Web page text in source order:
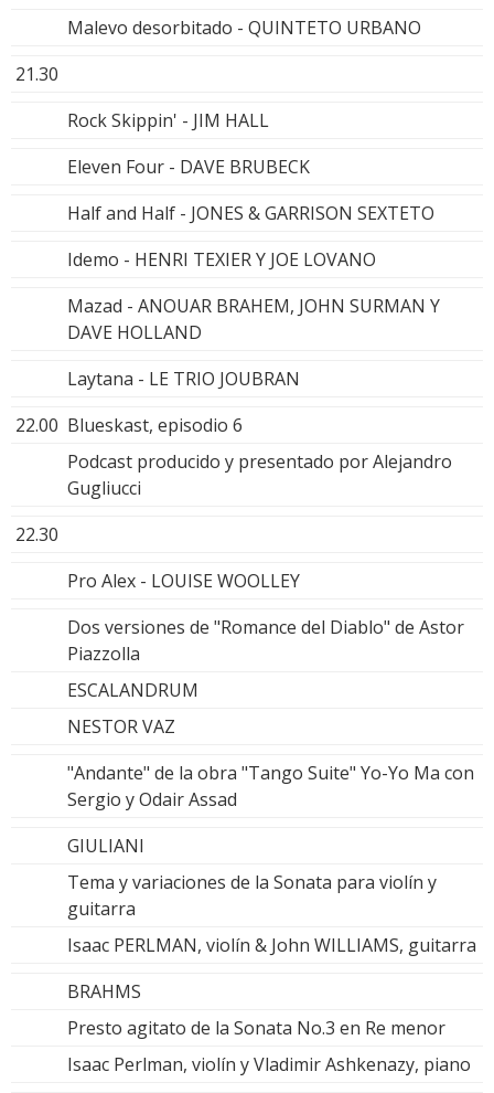
Malevo desorbitado - QUINTETO URBANO
21.30
Rock Skippin' - JIM HALL
Eleven Four - DAVE BRUBECK
Half and Half - JONES & GARRISON SEXTETO
Idemo - HENRI TEXIER Y JOE LOVANO
Mazad - ANOUAR BRAHEM, JOHN SURMAN Y
DAVE HOLLAND
Laytana - LE TRIO JOUBRAN
22.00 Blueskast, episodio 6
Podcast producido y presentado por Alejandro
Gugliucci
22.30
Pro Alex - LOUISE WOOLLEY
Dos versiones de "Romance del Diablo" de Astor
Piazzolla
ESCALANDRUM
NESTOR VAZ
"Andante" de la obra "Tango Suite" Yo-Yo Ma con
Sergio y Odair Assad
GIULIANI
Tema y variaciones de la Sonata para violín y
guitarra
Isaac PERLMAN, violín & John WILLIAMS, guitarra
BRAHMS
Presto agitato de la Sonata No.3 en Re menor
Isaac Perlman, violín y Vladimir Ashkenazy, piano